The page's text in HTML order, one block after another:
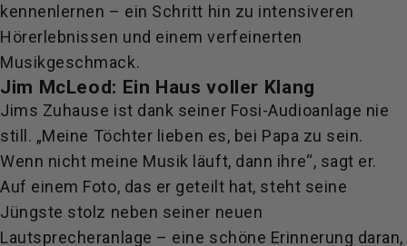
kennenlernen – ein Schritt hin zu intensiveren
Hörerlebnissen und einem verfeinerten
Musikgeschmack.
Jim McLeod: Ein Haus voller Klang
Jims Zuhause ist dank seiner Fosi-Audioanlage nie
still. „Meine Töchter lieben es, bei Papa zu sein.
Wenn nicht meine Musik läuft, dann ihre“, sagt er.
Auf einem Foto, das er geteilt hat, steht seine
Jüngste stolz neben seiner neuen
Lautsprecheranlage – eine schöne Erinnerung daran,